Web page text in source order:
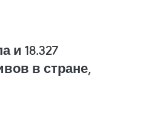
и 18.327
в стране,